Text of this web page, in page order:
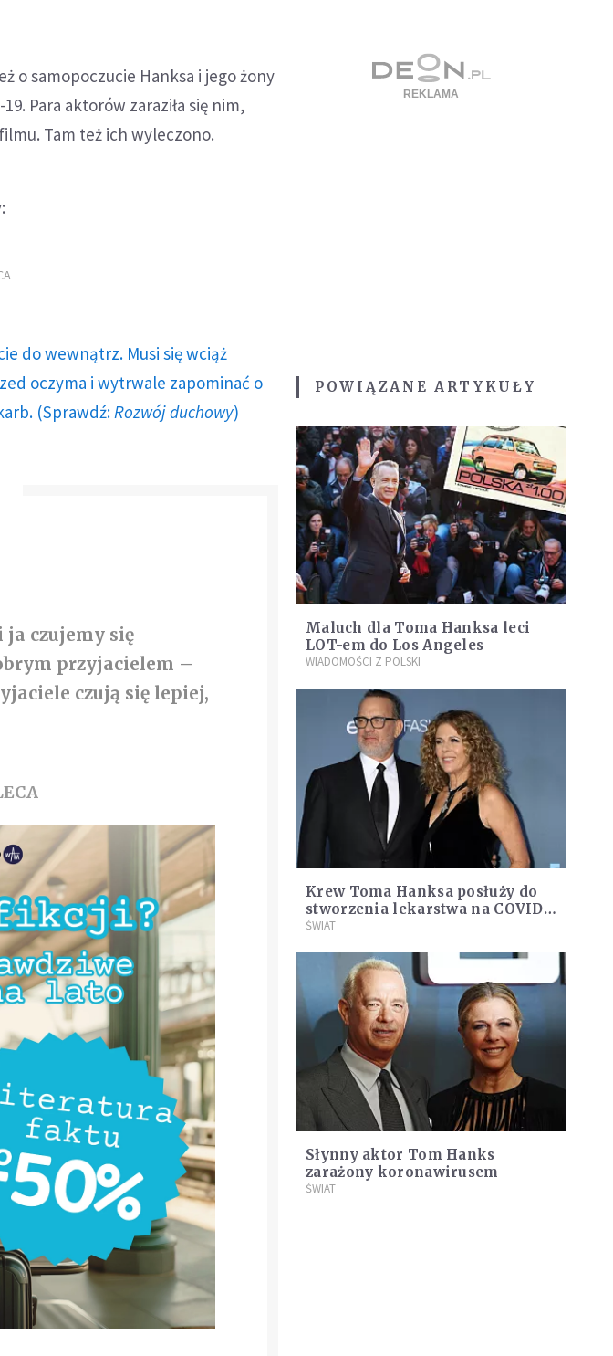
o samopoczucie Hanksa i jego żony
Para aktorów zaraziła się nim,
Tam też ich wyleczono.
do wewnątrz. Musi się wciąż
oczyma i wytrwale zapominać o
(Sprawdź: Rozwój duchowy)
ja czujemy się
przyjacielem –
czują się lepiej,
POWIĄZANE ARTYKUŁY
Maluch dla Toma Hanksa leci
LOT-em do Los Angeles
WIADOMOŚCI Z POLSKI
Krew Toma Hanksa posłuży do
stworzenia lekarstwa na COVID-
19. On i jego żona są
ŚWIAT
Słynny aktor Tom Hanks
zarażony koronawirusem
ŚWIAT